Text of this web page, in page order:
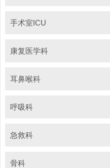
手术室ICU
康复医学科
耳鼻喉科
呼吸科
急救科
骨科